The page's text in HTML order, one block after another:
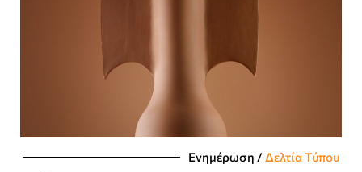
Ενημέρωση / Δελτία Τύπου